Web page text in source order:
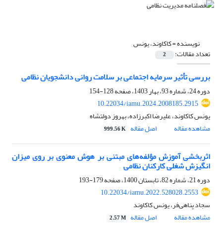
نویسنده =کاکاوند، یونس
تعداد مقالات: 2
بررسی تأثیر سرمایه اجتماعی بر سلامت روانی دانشجویان نظامی
دوره 24، شماره 93، بهار 1403، صفحه
128-154
10.22034/iamu.2024.2008185.2915
یونس کاکاوند، علیرضا اکبرزاده، بهروز دولتشاه
مشاهده مقاله
اصل مقاله 999.56 K
اثربخشی آموزش مؤلفه‌های مبتنی بر هوش معنوی بر روی میزان
انگیزش شغلی کارکنان نظامی
دوره 21، شماره 82، تابستان 1400، صفحه
179-193
10.22034/iamu.2022.528028.2553
سجاد پناهی‌فر، یونس کاکاوند
مشاهده مقاله
اصل مقاله 2.57 M